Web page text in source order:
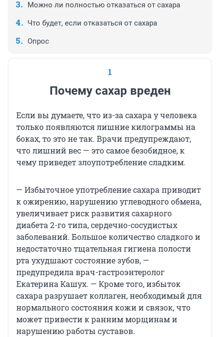
Можно ли полностью отказаться от сахара
Что будет, если отказаться от сахара
Опрос
1
Почему сахар вреден
Если вы думаете, что из-за сахара у человека
только появляются лишние килограммы на
боках, то это не так. Врачи предупреждают,
что лишний вес — это самое безобидное, к
чему приведет злоупотребление сладким.
— Избыточное употребление сахара приводит
к ожирению, нарушению углеводного обмена,
увеличивает риск развития сахарного
диабета 2-го типа, сердечно-сосудистых
заболеваний. Большое количество сладкого и
недостаточно тщательная гигиена полости
рта ухудшают состояние зубов, —
предупредила врач-гастроэнтеролог
Екатерина Кашух. — Кроме того, избыток
сахара разрушает коллаген, необходимый для
нормального состояния кожи и связок, что
может привести к ранним морщинам и
нарушению работы суставов.